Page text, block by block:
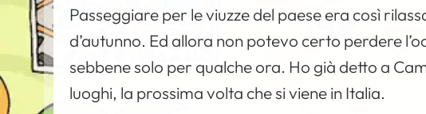
Passeggiare per le viuzze del paese era così
d’autunno. Ed allora non potevo certo perdere
sebbene solo per qualche ora. Ho già detto a
luoghi, la prossima volta che si viene in Italia.